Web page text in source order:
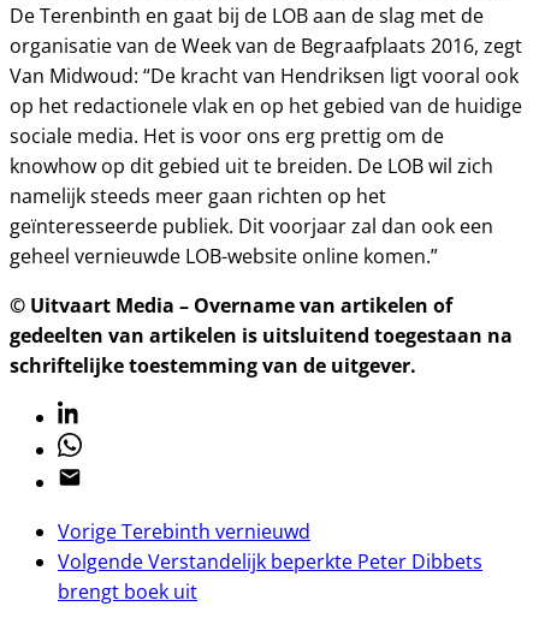
De Terenbinth en gaat bij de LOB aan de slag met de
organisatie van de Week van de Begraafplaats 2016, zegt
Van Midwoud: “De kracht van Hendriksen ligt vooral ook
op het redactionele vlak en op het gebied van de huidige
sociale media. Het is voor ons erg prettig om de
knowhow op dit gebied uit te breiden. De LOB wil zich
namelijk steeds meer gaan richten op het
geïnteresseerde publiek. Dit voorjaar zal dan ook een
geheel vernieuwde LOB-website online komen.”
© Uitvaart Media – Overname van artikelen of
gedeelten van artikelen is uitsluitend toegestaan na
schriftelijke toestemming van de uitgever.
Linkedin
Whatsapp
Email
VorigeTerebinth vernieuwd
VolgendeVerstandelijk beperkte Peter Dibbets
brengt boek uit